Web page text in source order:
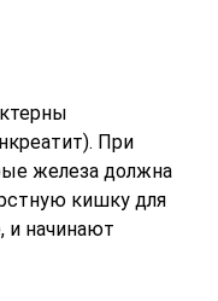
При
железа должна
кишку для
и начинают